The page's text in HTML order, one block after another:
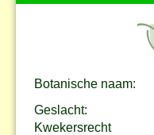
Botanische naam:
Geslacht:
Kwekersrecht